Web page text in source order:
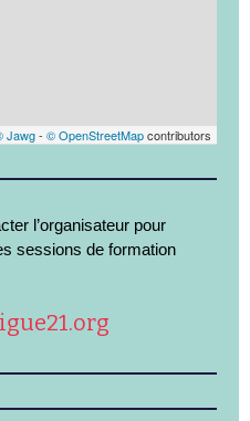
Jawg- © OpenStreetMapcontributors
l’organisateur pour
sessions de formation